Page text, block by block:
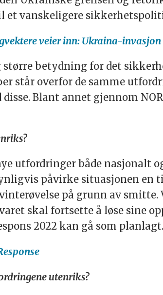
et vanskeligere
veier inn: Ukraina-
betydning for det
står overfor de samme
Blant annet gjennom
utfordringer både nasjonalt
påvirke situasjonen en
på grunn av smitte.
skal fortsette å løse sine
2022 kan gå som planlagt.
utenriks?